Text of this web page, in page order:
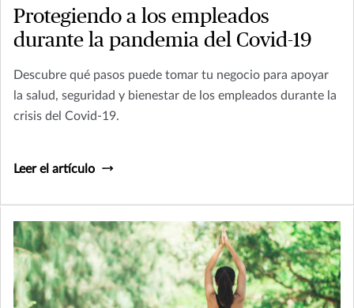
Protegiendo a los empleados
durante la pandemia del Covid-19
Descubre qué pasos puede tomar tu negocio para apoyar
la salud, seguridad y bienestar de los empleados durante la
crisis del Covid-19.
Leer el artículo